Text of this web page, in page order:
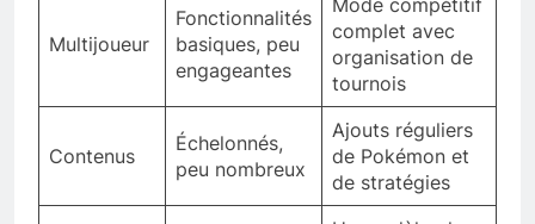
Multijoueur
Fonctionnalités
basiques, peu
engageantes
complet avec
organisation de
tournois
Contenus
Échelonnés,
peu nombreux
Ajouts réguliers
de Pokémon et
de stratégies